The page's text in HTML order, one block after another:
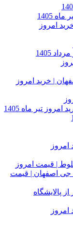
1405
امروز
امروز
| قیمت امروز
پاسارگاد نفت جی اصفهان | قیمت
پالایشگاه